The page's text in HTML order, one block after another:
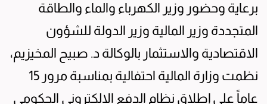
برعاية وحضور وزير الكهرباء والماء والطاقة
المتجددة وزير المالية وزير الدولة للشؤون
الاقتصادية والاستثمار بالوكالة د. صبيح المخيزيم،
نظمت وزارة المالية احتفالية بمناسبة مرور 15
عاماً على إطلاق نظام الدفع الإلكتروني الحكومي